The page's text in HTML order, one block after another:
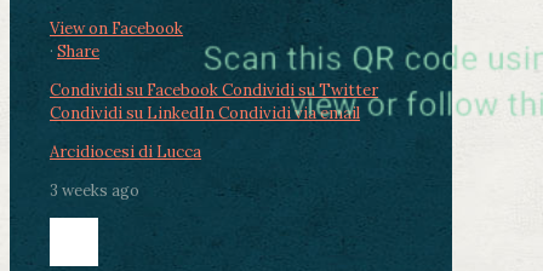
View on Facebook
· Share
Condividi su FacebookCondividi su Twitter
Condividi su LinkedInCondividi via email
Arcidiocesi di Lucca
3 weeks ago